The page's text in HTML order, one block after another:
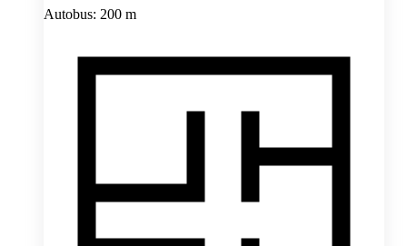
Autobus: 200 m